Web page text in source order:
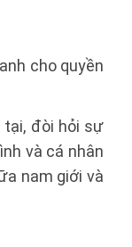
cho quyền
tại, đòi hỏi sự
và cá nhân
nam giới và